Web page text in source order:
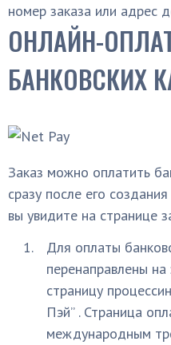
номер заказа или адрес
ОНЛАЙН-
БАНКОВСКИХ
Заказ можно оплатить
сразу после его
вы увидите на странице
Для оплаты
перенаправлены
страницу
Пэй” . Страница
международным